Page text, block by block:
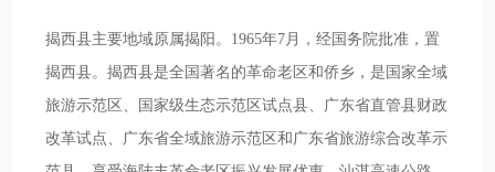
揭西县主要地域原属揭阳。1965年7月，经国务院批准，置
揭西县。揭西县是全国著名的革命老区和侨乡，是国家全域
旅游示范区、国家级生态示范区试点县、广东省直管县财政
改革试点、广东省全域旅游示范区和广东省旅游综合改革示